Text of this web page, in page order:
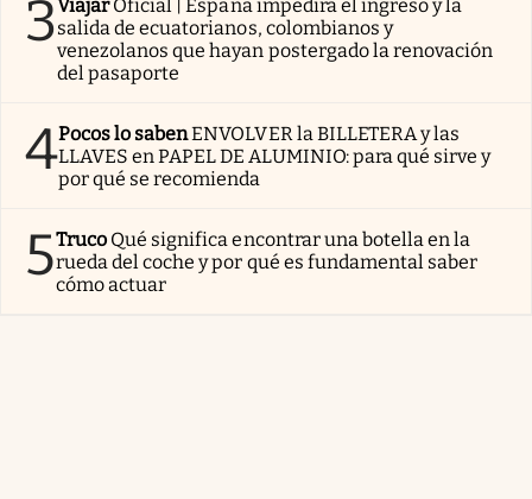
3Viajar Oficial | España impedirá el ingreso y la
salida de ecuatorianos, colombianos y
venezolanos que hayan postergado la renovación
del pasaporte
4Pocos lo sabenENVOLVER la BILLETERA y las
LLAVES en PAPEL DE ALUMINIO: para qué sirve y
por qué se recomienda
5Truco Qué significa encontrar una botella en la
rueda del coche y por qué es fundamental saber
cómo actuar